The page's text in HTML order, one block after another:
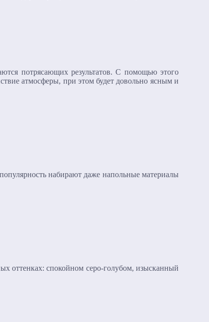
потрясающих результатов. С помощью этого
атмосферы, при этом будет довольно ясным и
набирают даже напольные материалы
оттенках: спокойном серо-голубом, изысканный